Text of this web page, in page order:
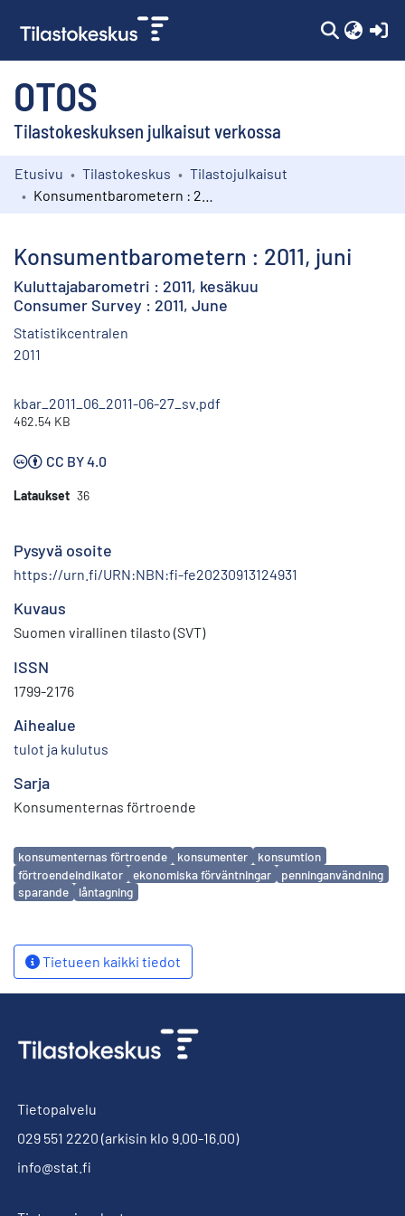
OTOS
Tilastokeskuksen julkaisut verkossa
Kokoelmat
Etusivu Tilastokeskus
Tilastojulkaisut
Konsumentbarometern : 2011, juni
Kuluttajabarometri : 2011, kesäkuu
Consumer Survey : 2011, June
Statistikcentralen
2011
kbar_2011_06_2011-06-27_sv.pdf
462.54 KB
CC BY 4.0
Lataukset 36
Pysyvä osoite
https://urn.fi/URN:NBN:fi-fe20230913124931
Kuvaus
Suomen virallinen tilasto (SVT)
ISSN
1799-2176
Aihealue
tulot ja kulutus
Sarja
Konsumenternas förtroende
Avainsanat
konsumenternas förtroende konsumenter
konsumtion
förtroendeindikator
ekonomiska förväntningar
penninganvändning
sparande
låntagning
Tietueen kaikki tiedot
Tietopalvelu
029 551 2220 (arkisin klo 9.00-16.00)
info@stat.fi